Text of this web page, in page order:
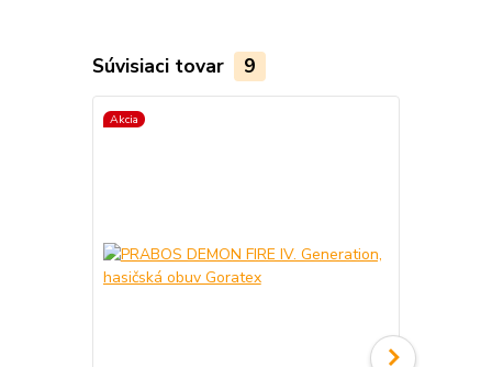
Súvisiaci tovar 9
Akcia